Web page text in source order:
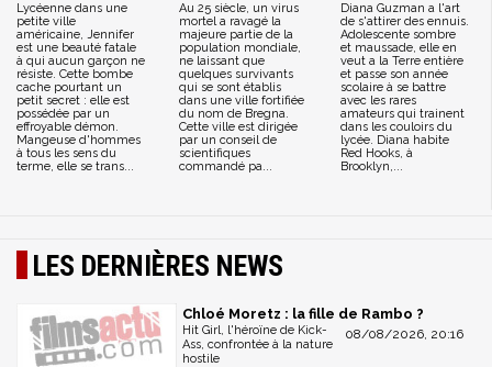
Lycéenne dans une
petite ville
américaine, Jennifer
est une beauté fatale
à qui aucun garçon ne
résiste. Cette bombe
cache pourtant un
petit secret : elle est
possédée par un
effroyable démon.
Mangeuse d'hommes
à tous les sens du
terme, elle se trans...
Au 25 siècle, un virus
mortel a ravagé la
majeure partie de la
population mondiale,
ne laissant que
quelques survivants
qui se sont établis
dans une ville fortifiée
du nom de Bregna.
Cette ville est dirigée
par un conseil de
scientifiques
commandé pa...
Diana Guzman a l'art
de s'attirer des ennuis.
Adolescente sombre
et maussade, elle en
veut a la Terre entière
et passe son année
scolaire à se battre
avec les rares
amateurs qui trainent
dans les couloirs du
lycée. Diana habite
Red Hooks, à
Brooklyn,...
LES DERNIÈRES NEWS
Chloé Moretz : la fille de Rambo ?
08/08/2026, 20:16
Hit Girl, l'héroïne de Kick-
Ass, confrontée à la nature
hostile